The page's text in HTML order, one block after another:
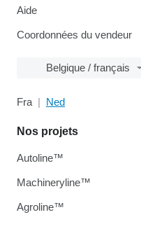
Aide
Coordonnées du vendeur
Belgique / français
Fra Ned
Nos projets
Autoline™
Machineryline™
Agroline™